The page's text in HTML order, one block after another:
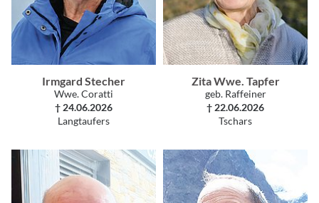
Irmgard Stecher
Wwe. Coratti
† 24.06.2026
Langtaufers
Zita Wwe. Tapfer
geb. Raffeiner
† 22.06.2026
Tschars